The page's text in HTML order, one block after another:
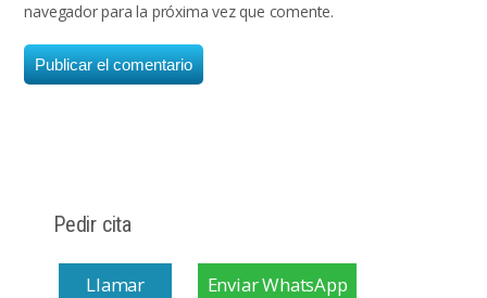
navegador para la próxima vez que comente.
Pedir cita
Llamar Enviar WhatsApp